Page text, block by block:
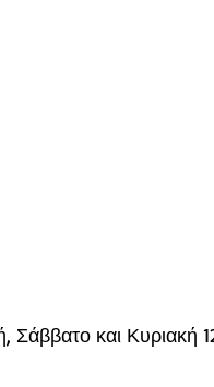
και Κυριακή